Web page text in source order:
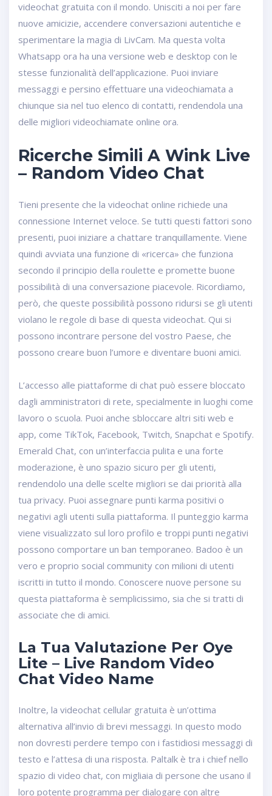
videochat gratuita con il mondo. Unisciti a noi per fare
nuove amicizie, accendere conversazioni autentiche e
sperimentare la magia di LivCam. Ma questa volta
Whatsapp ora ha una versione web e desktop con le
stesse funzionalità dell’applicazione. Puoi inviare
messaggi e persino effettuare una videochiamata a
chiunque sia nel tuo elenco di contatti, rendendola una
delle migliori videochiamate online ora.
Ricerche Simili A Wink Live
– Random Video Chat
Tieni presente che la videochat online richiede una
connessione Internet veloce. Se tutti questi fattori sono
presenti, puoi iniziare a chattare tranquillamente. Viene
quindi avviata una funzione di «ricerca» che funziona
secondo il principio della roulette e promette buone
possibilità di una conversazione piacevole. Ricordiamo,
però, che queste possibilità possono ridursi se gli utenti
violano le regole di base di questa videochat. Qui si
possono incontrare persone del vostro Paese, che
possono creare buon l’umore e diventare buoni amici.
L’accesso alle piattaforme di chat può essere bloccato
dagli amministratori di rete, specialmente in luoghi come
lavoro o scuola. Puoi anche sbloccare altri siti web e
app, come TikTok, Facebook, Twitch, Snapchat e Spotify.
Emerald Chat, con un’interfaccia pulita e una forte
moderazione, è uno spazio sicuro per gli utenti,
rendendolo una delle scelte migliori se dai priorità alla
tua privacy. Puoi assegnare punti karma positivi o
negativi agli utenti sulla piattaforma. Il punteggio karma
viene visualizzato sul loro profilo e troppi punti negativi
possono comportare un ban temporaneo. Badoo è un
vero e proprio social community con milioni di utenti
iscritti in tutto il mondo. Conoscere nuove persone su
questa piattaforma è semplicissimo, sia che si tratti di
associate che di amici.
La Tua Valutazione Per Oye
Lite – Live Random Video
Chat Video Name
Inoltre, la videochat cellular gratuita è un’ottima
alternativa all’invio di brevi messaggi. In questo modo
non dovresti perdere tempo con i fastidiosi messaggi di
testo e l’attesa di una risposta. Paltalk è tra i chief nello
spazio di video chat, con migliaia di persone che usano il
loro potente programma per dialogare con altre